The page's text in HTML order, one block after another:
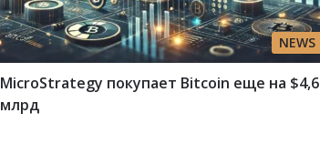
NEWS
MicroStrategy покупает Bitcoin еще на $4,6
млрд